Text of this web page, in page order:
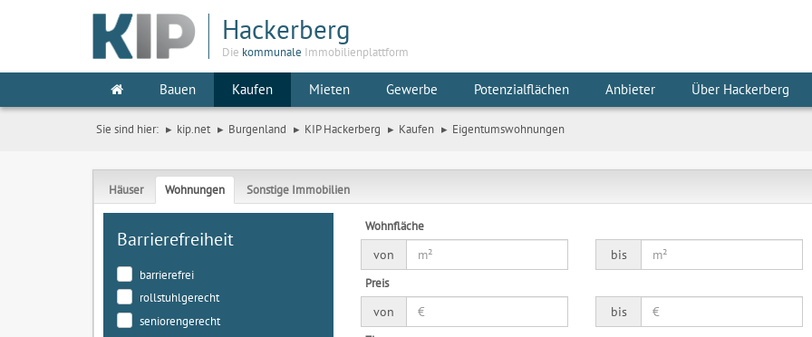
Hackerberg
Die kommunale Immobilienplattform
Bauen Kaufen Mieten Gewerbe Potenzialflächen Anbieter Über Hackerberg
Sie sind hier: kip.net Burgenland KIP Hackerberg Kaufen Eigentumswohnungen
Häuser Wohnungen Sonstige Immobilien
Barrierefreiheit
barrierefrei
rollstuhlgerecht
seniorengerecht
Wohnfläche
von
bis
Preis
von
bis